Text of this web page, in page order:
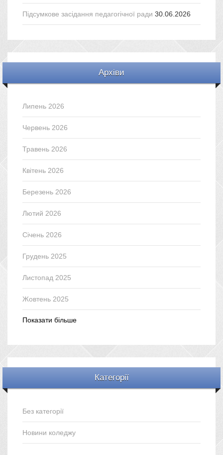
Підсумкове засідання педагогічної ради 30.06.2026
Архіви
Липень 2026
Червень 2026
Травень 2026
Квітень 2026
Березень 2026
Лютий 2026
Січень 2026
Грудень 2025
Листопад 2025
Жовтень 2025
Показати більше
Категорії
Без категорії
Новини коледжу